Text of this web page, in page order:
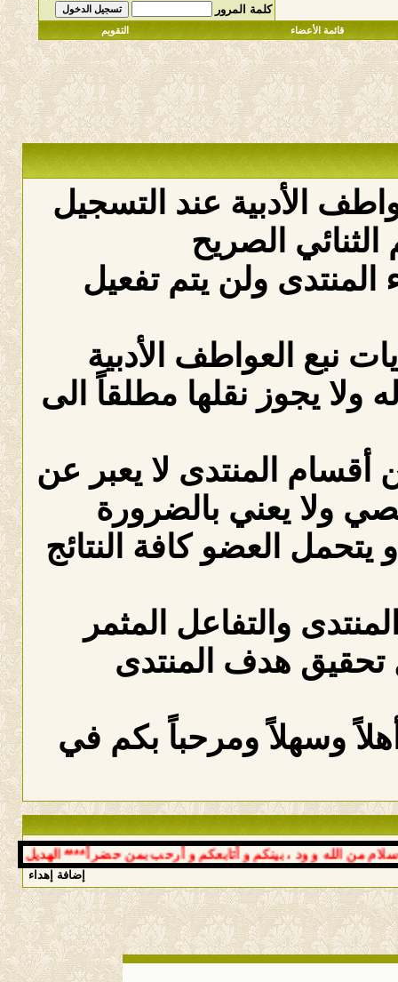
كلمة المرور
قائمة الأعضاء التقويم
الأدبية عند التسجيل
الصريح
ولن يتم تفعيل
نبع العواطف الأدبية
ولا يجوز نقلها مطلقاً الى
المنتدى لا يعبر عن
ولا يعني بالضرورة
العضو كافة النتائج
والتفاعل المثمر
هدف المنتدى
وسهلاً ومرحباً بكم في
من الله و ود ، بينكم و أتابعكم و أرحب بمن حضر أ**** الهديل و
إضافة إهداء